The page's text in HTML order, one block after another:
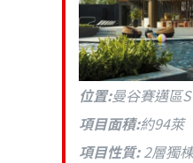
位置:曼谷賽邁區
項目面積:約94萊
項目性質:2層獨